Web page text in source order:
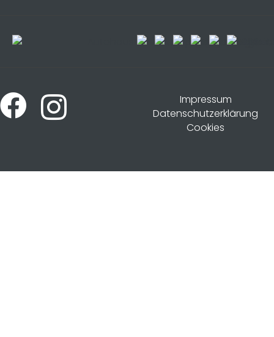
Impressum
Datenschutzerklärung
Cookies